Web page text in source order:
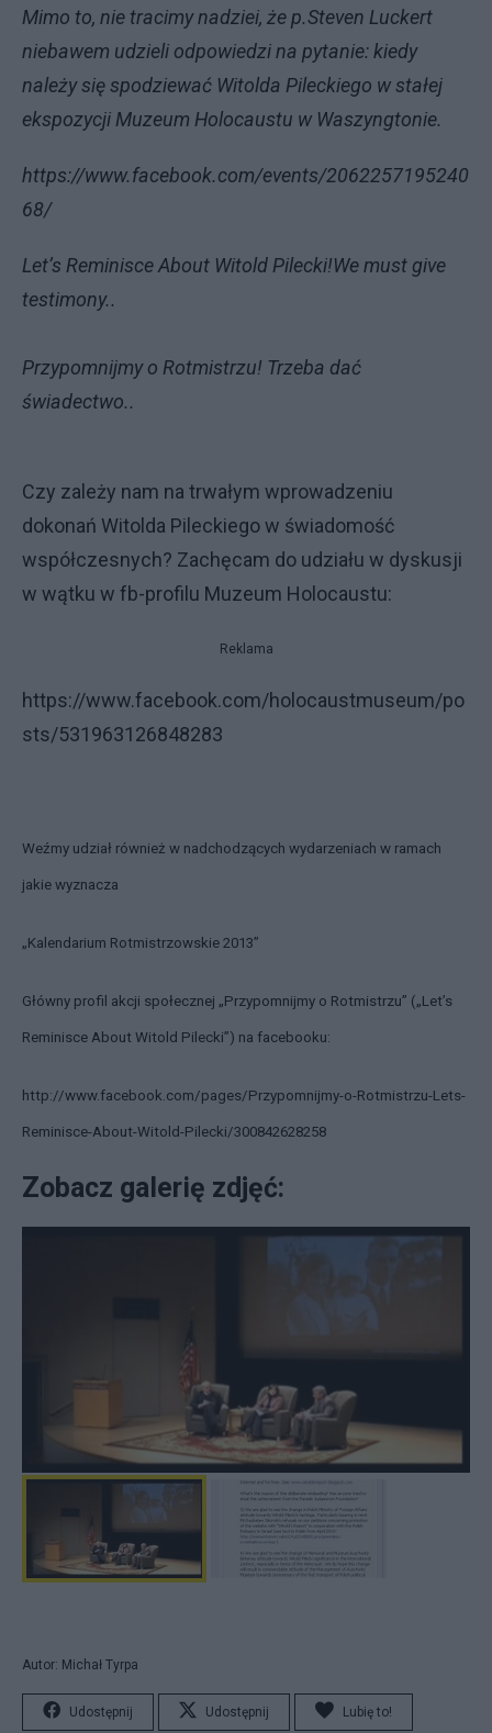
Mimo to, nie tracimy nadziei, że p.Steven Luckert
niebawem udzieli odpowiedzi na pytanie: kiedy
należy się spodziewać Witolda Pileckiego w stałej
ekspozycji Muzeum Holocaustu w Waszyngtonie.
https://www.facebook.com/events/2062257195240
68/
Let’s Reminisce About Witold Pilecki!We must give
testimony..
Przypomnijmy o Rotmistrzu! Trzeba dać
świadectwo..
Czy zależy nam na trwałym wprowadzeniu
dokonań Witolda Pileckiego w świadomość
współczesnych? Zachęcam do udziału w dyskusji
w wątku w fb-profilu Muzeum Holocaustu:
Reklama
https://www.facebook.com/holocaustmuseum/po
sts/531963126848283
Weźmy udział również w nadchodzących wydarzeniach w ramach
jakie wyznacza
„Kalendarium Rotmistrzowskie 2013”
Główny profil akcji społecznej „Przypomnijmy o Rotmistrzu” („Let’s
Reminisce About Witold Pilecki”) na facebooku:
http://www.facebook.com/pages/Przypomnijmy-o-Rotmistrzu-Lets-
Reminisce-About-Witold-Pilecki/300842628258
Zobacz galerię zdjęć:
Autor: Michał Tyrpa
Udostępnij Udostępnij Lubię to!